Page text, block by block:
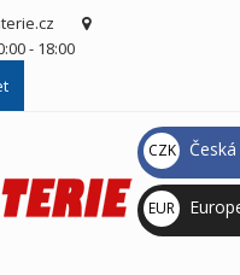
- 18:00
CZK
Kč
EUR
€